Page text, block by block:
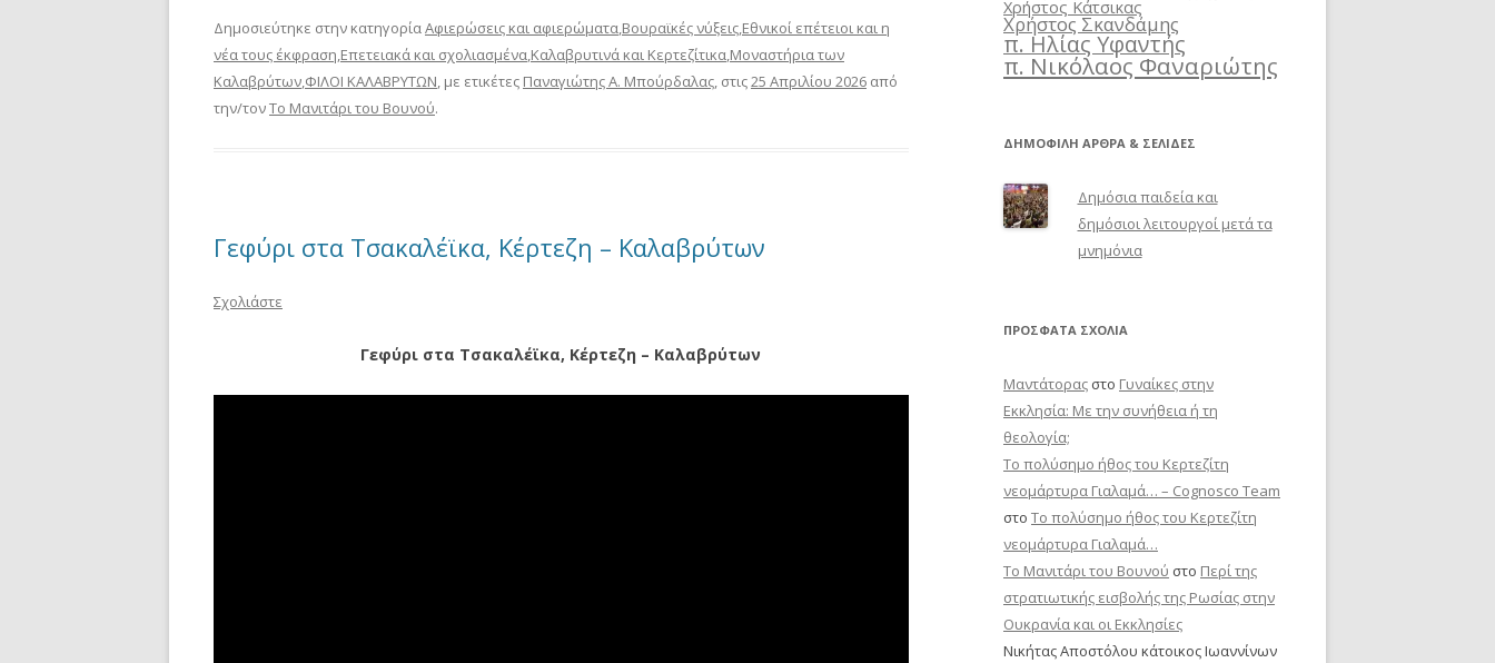
Δημοσιεύτηκε στην κατηγορίαΑφιερώσεις και αφιερώματα,Βουραϊκές νύξεις,Εθνικοί επέτειοι και η
νέα τους έκφραση,Επετειακά και σχολιασμένα,Καλαβρυτινά και Κερτεζίτικα,Μοναστήρια των
Καλαβρύτων,ΦΙΛΟΙ ΚΑΛΑΒΡΥΤΩΝ, με ετικέτες Παναγιώτης Α. Μπούρδαλας, στις25 Απριλίου 2026 από
την/τονΤο Μανιτάρι του Βουνού.
Γεφύρι στα Τσακαλέϊκα, Κέρτεζη – Καλαβρύτων
Σχολιάστε
Γεφύρι στα Τσακαλέϊκα, Κέρτεζη – Καλαβρύτων
Χρήστος Κάτσικας
Χρήστος Σκανδάμης
π. Ηλίας Υφαντής
π. Νικόλαος Φαναριώτης
ΔΗΜΟΦΙΛΉ ΆΡΘΡΑ & ΣΕΛΊΔΕΣ
Δημόσια παιδεία και
δημόσιοι λειτουργοί μετά τα
μνημόνια
ΠΡΌΣΦΑΤΑ ΣΧΌΛΙΑ
Μαντάτορας στο Γυναίκες στην
Εκκλησία: Με την συνήθεια ή τη
θεολογία;
Το πολύσημο ήθος του Κερτεζίτη
νεομάρτυρα Γιαλαμά… – Cognosco Team
στο Το πολύσημο ήθος του Κερτεζίτη
νεομάρτυρα Γιαλαμά…
Το Μανιτάρι του Βουνού στο Περί της
στρατιωτικής εισβολής της Ρωσίας στην
Ουκρανία και οι Εκκλησίες
Νικήτας Αποστόλου κάτοικος Ιωαννίνων